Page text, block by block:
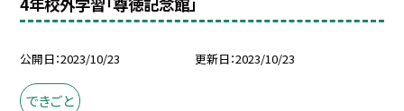
公開日 2023/10/23 更新日 2023/10/23
できごと